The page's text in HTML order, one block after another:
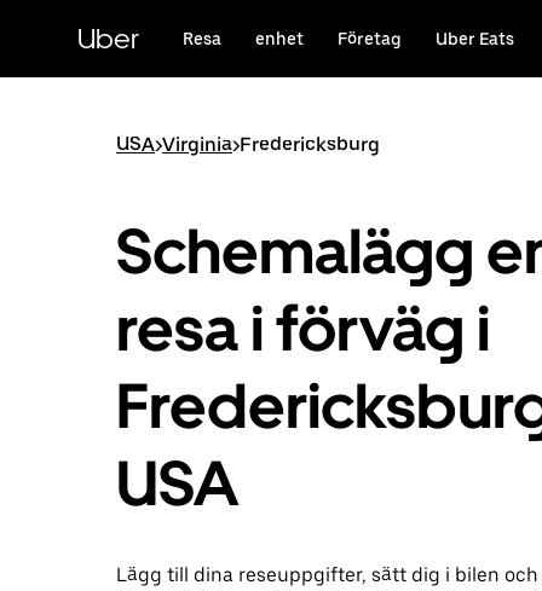
huvudinnehållet
Uber Resa enhet Företag Uber Eats
USA>Virginia>Fredericksburg
Schemalägg
resa i förväg i
USA
Lägg till dina reseuppgifter, sätt dig i bilen och